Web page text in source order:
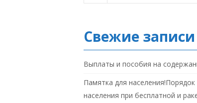
Свежие записи
Выплаты и пособия на
Памятка для населения!Порядок
населения при бесплатной и